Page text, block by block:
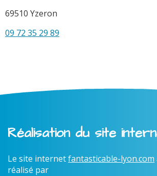
69510 Yzeron
09 72 35 29 89
Réalisation du site
Le site internetfantasticable-lyon.com
réalisé par